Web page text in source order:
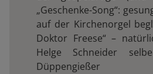
„Geschenke-Song“:
auf der Kirchenorgel
Doktor Freese“ –
Helge Schneider
Düppengießer